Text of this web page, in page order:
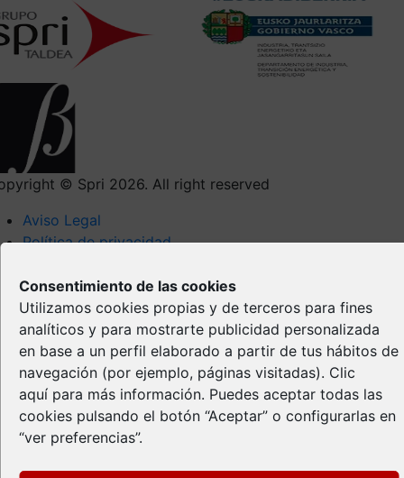
Consentimiento de las cookies
Utilizamos cookies propias y de terceros para fines
analíticos y para mostrarte publicidad personalizada
en base a un perfil elaborado a partir de tus hábitos de
navegación (por ejemplo, páginas visitadas). Clic
aquí para más información. Puedes aceptar todas las
cookies pulsando el botón “Aceptar” o configurarlas en
“ver preferencias”.
© Spri 2026. All right reserved
Aviso Legal
Política de privacidad
Propiedad Intelectual